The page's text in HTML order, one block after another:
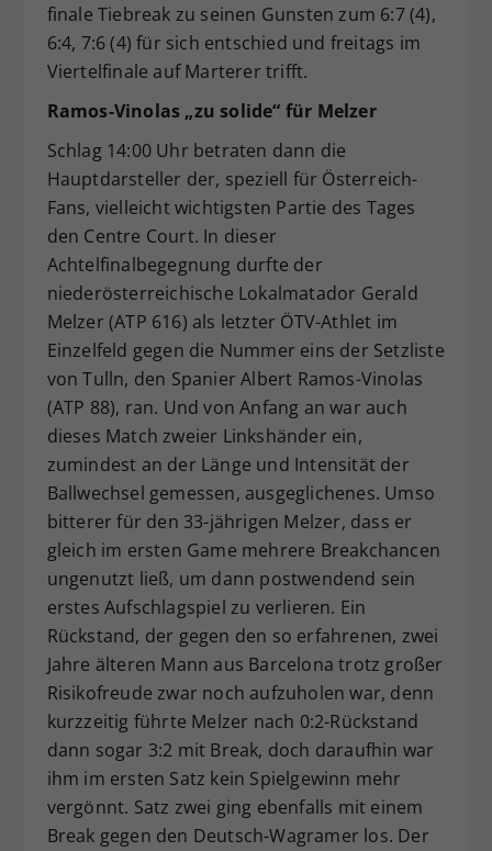
finale Tiebreak zu seinen Gunsten zum 6:7 (4),
6:4, 7:6 (4) für sich entschied und freitags im
Viertelfinale auf Marterer trifft.
Ramos-Vinolas „zu solide“ für Melzer
Schlag 14:00 Uhr betraten dann die
Hauptdarsteller der, speziell für Österreich-
Fans, vielleicht wichtigsten Partie des Tages
den Centre Court. In dieser
Achtelfinalbegegnung durfte der
niederösterreichische Lokalmatador Gerald
Melzer (ATP 616) als letzter ÖTV-Athlet im
Einzelfeld gegen die Nummer eins der Setzliste
von Tulln, den Spanier Albert Ramos-Vinolas
(ATP 88), ran. Und von Anfang an war auch
dieses Match zweier Linkshänder ein,
zumindest an der Länge und Intensität der
Ballwechsel gemessen, ausgeglichenes. Umso
bitterer für den 33-jährigen Melzer, dass er
gleich im ersten Game mehrere Breakchancen
ungenutzt ließ, um dann postwendend sein
erstes Aufschlagspiel zu verlieren. Ein
Rückstand, der gegen den so erfahrenen, zwei
Jahre älteren Mann aus Barcelona trotz großer
Risikofreude zwar noch aufzuholen war, denn
kurzzeitig führte Melzer nach 0:2-Rückstand
dann sogar 3:2 mit Break, doch daraufhin war
ihm im ersten Satz kein Spielgewinn mehr
vergönnt. Satz zwei ging ebenfalls mit einem
Break gegen den Deutsch-Wagramer los. Der